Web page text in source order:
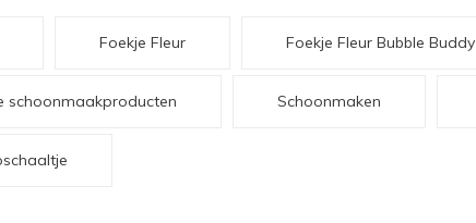
Foekje Fleur Foekje Fleur Bubble Buddy
schoonmaakproducten Schoonmaken